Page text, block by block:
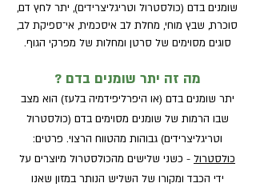
שומנים בדם (כולסטרול וטריגליצרידים), יתר לחץ דם,
סוכרת, שבץ מוחי, מחלת לב איסכמית, אי־ספיקת לב,
סוגים מסוימים של סרטן ומחלות של מפרקי הגוף.
מה זה יתר שומנים בדם ?
יתר שומנים בדם (או היפרליפידמיה בלעז) הוא מצב
שבו הרמות של שומנים מסוימים בדם (כולסטרול
וטריגליצרידים) גבוהות מהטווח הרצוי. פרטים:
כולסטרול - כשני שלישים מהכולסטרול מיוצרים על
ידי הכבד ומקורו של השליש הנותר במזון שאנו